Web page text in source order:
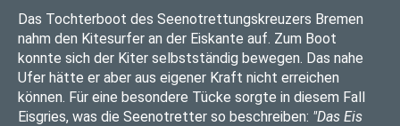
Das Tochterboot des Seenotrettungskreuzers Bremen
nahm den Kitesurfer an der Eiskante auf. Zum Boot
konnte sich der Kiter selbstständig bewegen. Das nahe
Ufer hätte er aber aus eigener Kraft nicht erreichen
können. Für eine besondere Tücke sorgte in diesem Fall
Eisgries, was die Seenotretter so beschreiben: "Das Eis